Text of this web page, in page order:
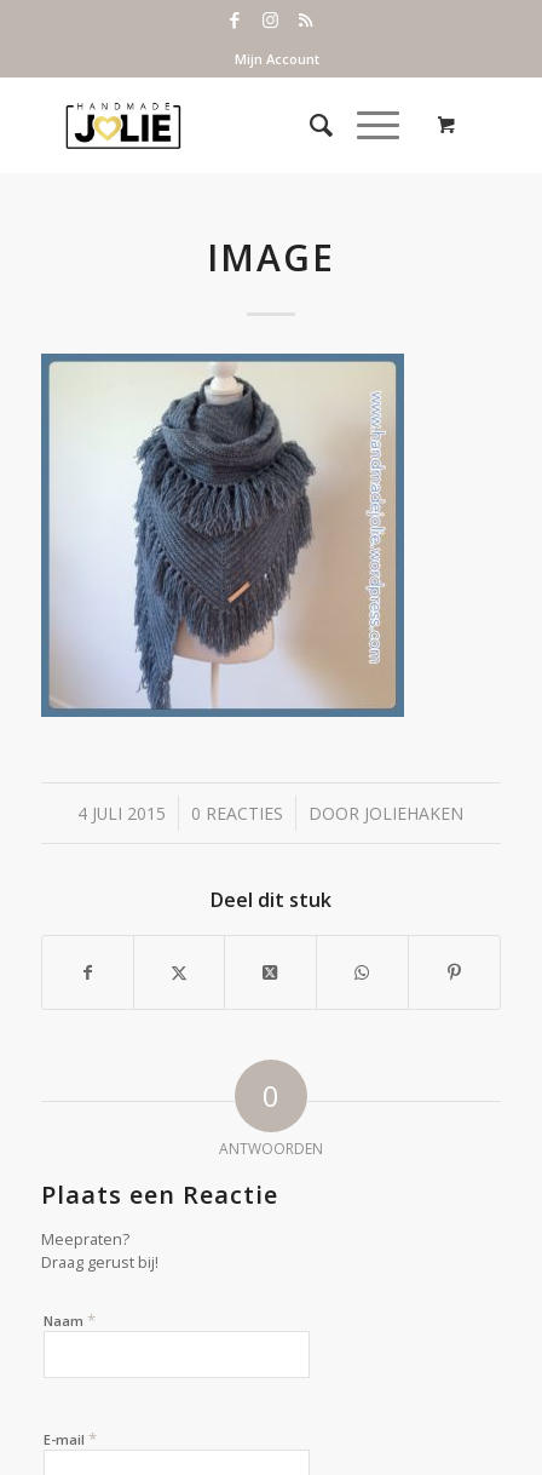
Mijn Account
IMAGE
4 JULI 2015
/ 0 REACTIES
/ DOOR JOLIEHAKEN
Deel dit stuk
0
ANTWOORDEN
Plaats een Reactie
Meepraten?
Draag gerust bij!
Naam *
E-mail *